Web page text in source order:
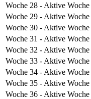
Woche 28 - Aktive Woche
Woche 29 - Aktive Woche
Woche 30 - Aktive Woche
Woche 31 - Aktive Woche
Woche 32 - Aktive Woche
Woche 33 - Aktive Woche
Woche 34 - Aktive Woche
Woche 35 - Aktive Woche
Woche 36 - Aktive Woche